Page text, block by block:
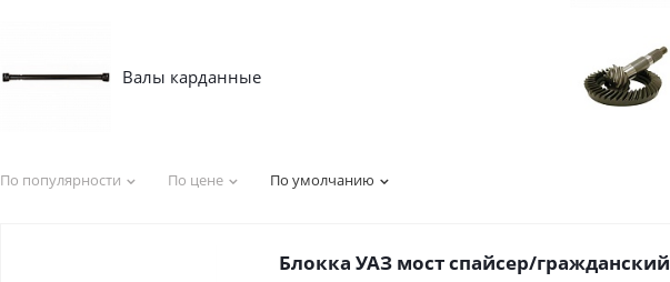
Валы карданные
По популярности По цене По умолчанию
Блокка УАЗ мост спайсер/гражданский